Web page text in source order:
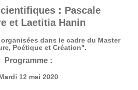
: Pascale
et Laetitia Hanin
dans le cadre du Master
Poétique et Création".
Programme :
12 mai 2020